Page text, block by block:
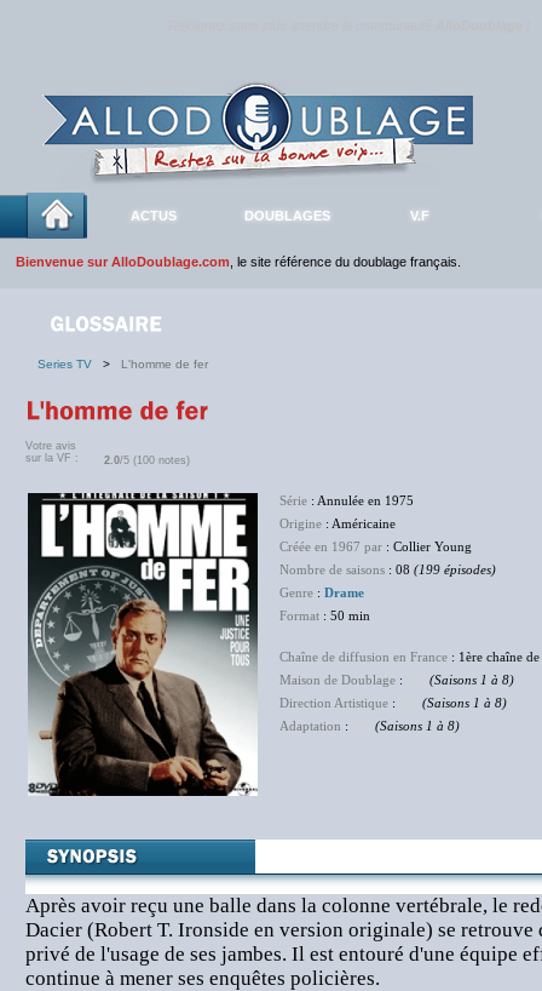
ACTUS DOUBLAGES V.F
Bienvenue sur AlloDoublage.com , le site référence du doublage français.
Series TV > L'homme de fer
Votre avis
sur la VF :
2.0/5 (100 notes)
Série : Annulée en 1975
Origine : Américaine
Créée en 1967 par : Collier Young
Nombre de saisons : 08 (199 épisodes)
Genre : Drame
Format : 50 min
Chaîne de diffusion en France : 1ère chaîne
Maison de Doublage :
(Saisons 1 à 8)
Direction Artistique :
(Saisons 1 à 8)
Adaptation : (Saisons 1 à 8)
Après avoir reçu une balle dans la colonne vertébrale, le
Dacier (Robert T. Ironside en version originale) se
privé de l'usage de ses jambes. Il est entouré d'une équipe
continue à mener ses enquêtes policières.